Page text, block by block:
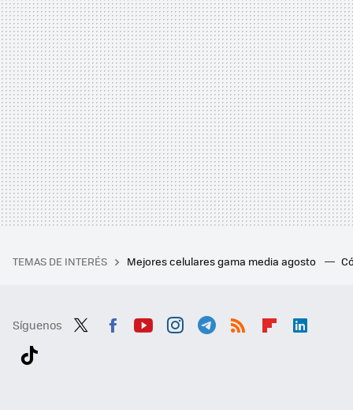
TEMAS DE INTERÉS Mejores celulares gama media agosto
Síguenos